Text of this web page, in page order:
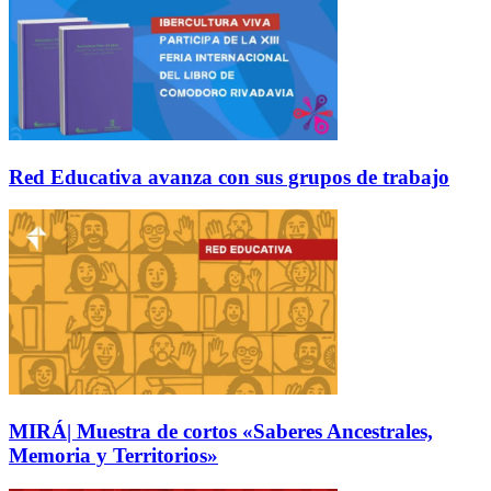
Red Educativa avanza con sus grupos de trabajo
MIRÁ| Muestra de cortos «Saberes Ancestrales,
Memoria y Territorios»